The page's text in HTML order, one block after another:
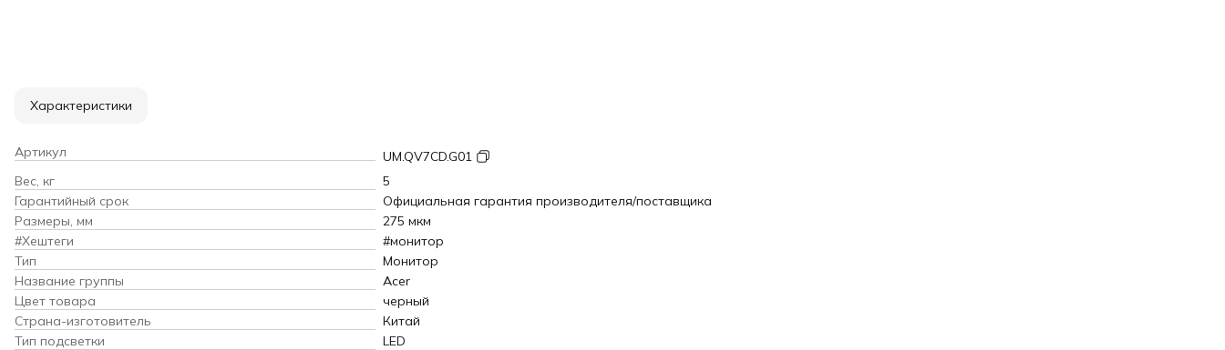
Характеристики
Артикул
UM.QV7CD.G01
Вес, кг
5
Гарантийный срок
Официальная гарантия производителя/поставщика
Размеры, мм
275 мкм
#Хештеги
#монитор
Тип
Монитор
Название группы
Acer
Цвет товара
черный
Страна-изготовитель
Китай
Тип подсветки
LED